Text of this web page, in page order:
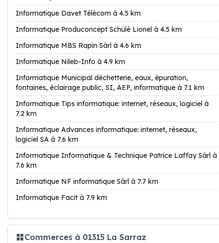
Informatique Davet Télécom à 4.5 km
Informatique Produconcept Schülé Lionel à 4.5 km
Informatique MBS Rapin Sàrl à 4.6 km
Informatique Nileb-Info à 4.9 km
Informatique Municipal déchetterie, eaux, épuration,
fontaines, éclairage public, SI, AEP, informatique à 7.1 km
Informatique Tips informatique: internet, réseaux, logiciel à
7.2 km
Informatique Advances informatique: internet, réseaux,
logiciel SA à 7.6 km
Informatique Informatique & Technique Patrice Laffay Sàrl à
7.6 km
Informatique NF informatique Sàrl à 7.7 km
Informatique Facit à 7.9 km
Commerces à 01315 La Sarraz